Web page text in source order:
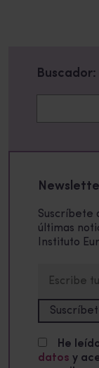
Buscador:
Suscríbete
últimas
Instituto
He
datos y